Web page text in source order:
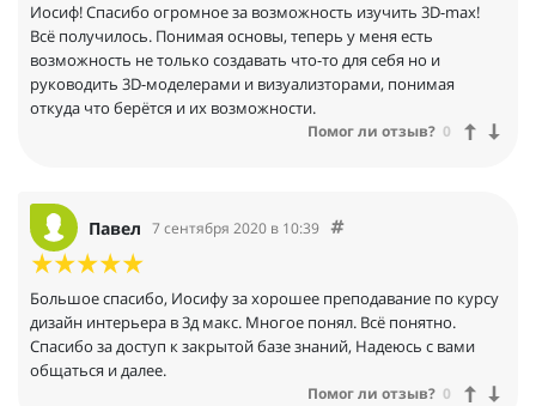
Иосиф! Спасибо огромное за возможность изучить 3D-max!
Всё получилось. Понимая основы, теперь у меня есть
возможность не только создавать что-то для себя но и
руководить 3D-моделерами и визуализторами, понимая
откуда что берётся и их возможности.
Помог ли отзыв? 0
Павел 7 сентября 2020 в 10:39
Большое спасибо, Иосифу за хорошее преподавание по курсу
дизайн интерьера в 3д макс. Многое понял. Всё понятно.
Спасибо за доступ к закрытой базе знаний, Надеюсь с вами
общаться и далее.
Помог ли отзыв? 0